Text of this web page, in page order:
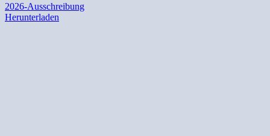
2026-Ausschreibung
Herunterladen